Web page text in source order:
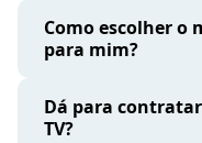
Como escolher o
para mim?
Dá para
TV?